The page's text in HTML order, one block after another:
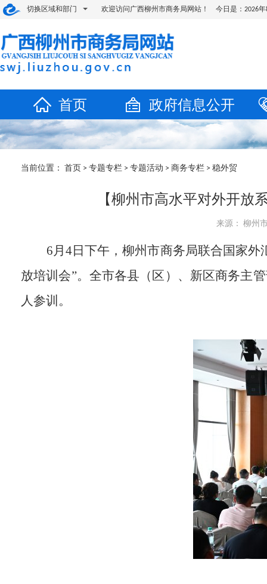
切换区域和部门 欢迎访问广西柳州市商务局网站！ 今日是： 2026
首页 政府信息公开
当前位置： 首页 > 专题专栏 > 专题活动 > 商务专栏 > 稳外贸
【柳州市高水平对外开放
来源： 柳州
6月 4日下午，柳州市商务局联合国家外
放培训会”。全市各县（区）、新区商务主
人参训。